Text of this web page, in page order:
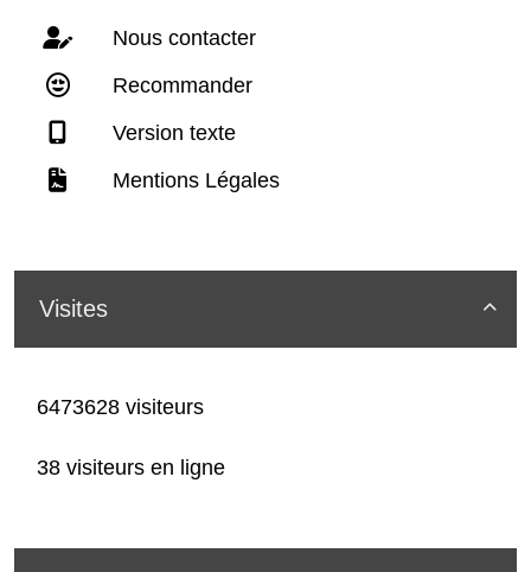
Nous contacter
Recommander
Version texte
Mentions Légales

Visites
6473628 visiteurs
38 visiteurs en ligne